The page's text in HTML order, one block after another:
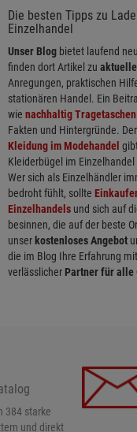
Die besten Tipps zu
Einzelhandel
Unser Blog bietet laufend
finden dort Artikel zu
Anregungen, praktischen
stationären Handel. Ein
wie nachhaltig
Fakten und Hintergründe.
Kleidung im Modehandel
Kleiderbügel im
Wer sich als Einzelhändler
bedroht fühlt, sollte
Einzelhandels und sich auf
besinnen, die auf der beste
unser kostenloses Angebot
die im Blog Ihre Erfahrung
verlässlicher Partner für alle
384 starke
und direkt